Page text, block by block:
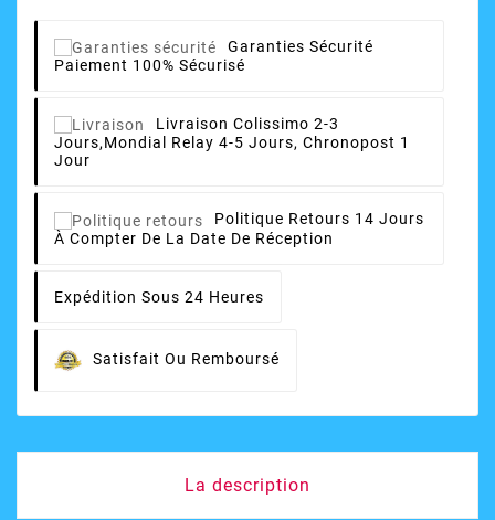
Garanties Sécurité
Paiement 100% Sécurisé
Livraison Colissimo 2-3
Jours,Mondial Relay 4-5 Jours, Chronopost 1
Jour
Politique Retours 14 Jours
À Compter De La Date De Réception
Expédition Sous 24 Heures
Satisfait Ou Remboursé
La description